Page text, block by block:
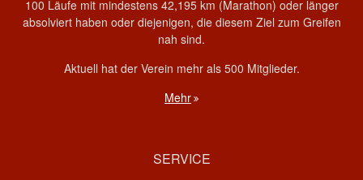
100 Läufe mit mindestens 42,195 km (Marathon) oder länger
absolviert haben oder diejenigen, die diesem Ziel zum Greifen
nah sind.
Aktuell hat der Verein mehr als 500 Mitglieder.
Mehr
SERVICE